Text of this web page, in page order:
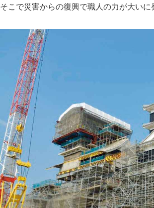
そこで災害からの復興で職人の力が大い